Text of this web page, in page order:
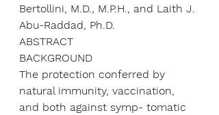
Bertollini, M.D., M.P.H., and Laith J.
Abu-Raddad, Ph.D.
ABSTRACT
BACKGROUND
The protection conferred by
natural immunity, vaccination,
and both against symp- tomatic